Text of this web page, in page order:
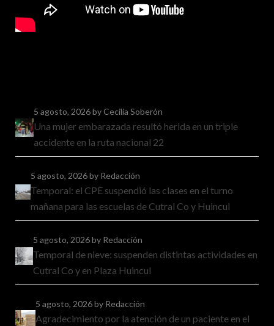
5 agosto, 2026by Cecilia Soberón
Una mujer embarazada resultó herida en un triple
accidente en la ruta nacional 22
5 agosto, 2026by Redacción
Temporal: el CPE suspendió las clases en el turno
mañana para las escuelas de Cutral Co y Huincul
5 agosto, 2026by Redacción
Temporal de nieve: suspenden distintas actividades en
Cutral Co y en Plaza Huincul
5 agosto, 2026by Redacción
Agradecimiento por la atención de un paciente en el